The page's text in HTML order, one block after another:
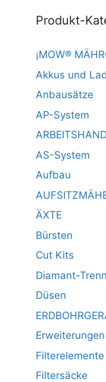
Produkt-
¡MOW®
Akkus und
Anbausätze
AP-System
AS-System
Aufbau
ÄXTE
Bürsten
Cut Kits
Diamant-
Düsen
Erweiterungen
Filterelemente
Filtersäcke